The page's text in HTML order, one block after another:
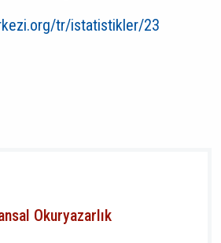
tr/istatistikler/23
Okuryazarlık